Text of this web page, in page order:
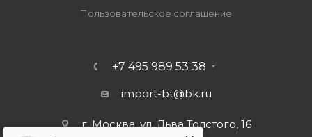
Пользовательское соглашение
+7 495 989 53 38
import-bt@bk.ru
г. Москва, ул. Льва Толстого, 16